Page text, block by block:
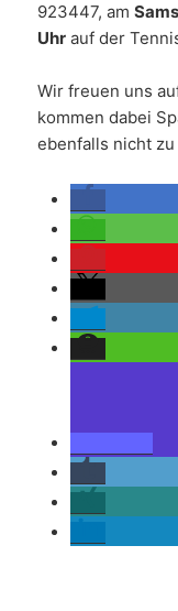
923447, am
Uhr auf der
Wir freuen uns
kommen dabei
ebenfalls nicht zu